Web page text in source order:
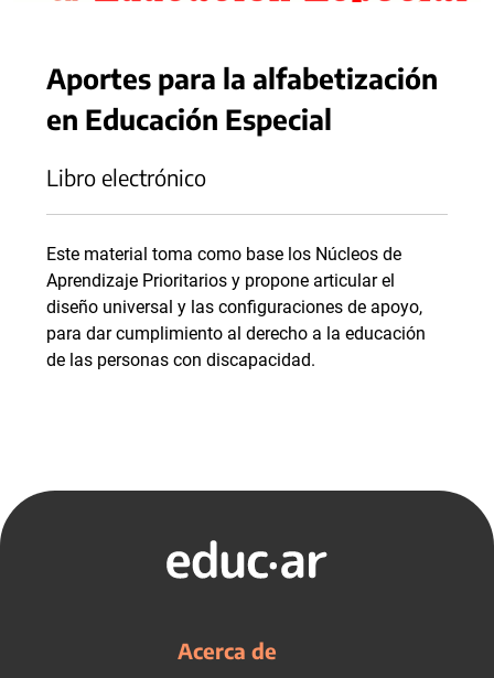
Aportes para la alfabetización
en Educación Especial
Libro electrónico
Este material toma como base los Núcleos de
Aprendizaje Prioritarios y propone articular el
diseño universal y las configuraciones de apoyo,
para dar cumplimiento al derecho a la educación
de las personas con discapacidad.
Acerca de